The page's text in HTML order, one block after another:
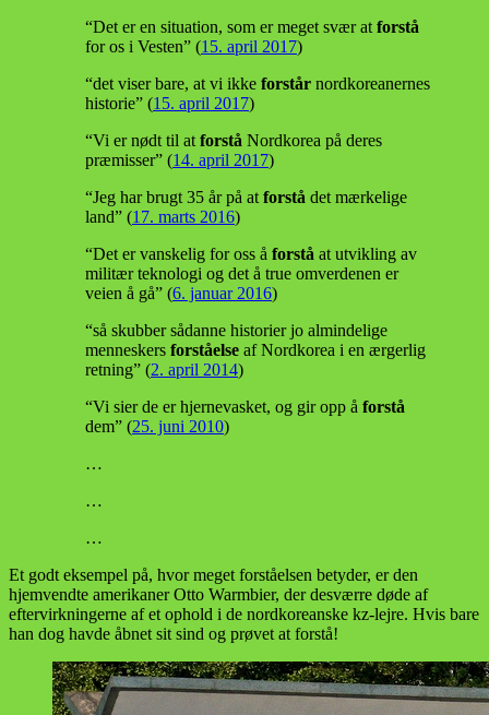
“Det er en situation, som er meget svær at forstå
for os i Vesten” (15. april 2017)
“det viser bare, at vi ikke forstår nordkoreanernes
historie” (15. april 2017)
“Vi er nødt til at forstå Nordkorea på deres
præmisser” (14. april 2017)
“Jeg har brugt 35 år på at forstå det mærkelige
land” (17. marts 2016)
“Det er vanskelig for oss å forstå at utvikling av
militær teknologi og det å true omverdenen er
veien å gå” (6. januar 2016)
“så skubber sådanne historier jo almindelige
menneskers forståelse af Nordkorea i en ærgerlig
retning” (2. april 2014)
“Vi sier de er hjernevasket, og gir opp å forstå
dem” (25. juni 2010)
…
…
…
Et godt eksempel på, hvor meget forståelsen betyder, er den
hjemvendte amerikaner Otto Warmbier, der desværre døde af
eftervirkningerne af et ophold i de nordkoreanske kz-lejre. Hvis bare
han dog havde åbnet sit sind og prøvet at forstå!